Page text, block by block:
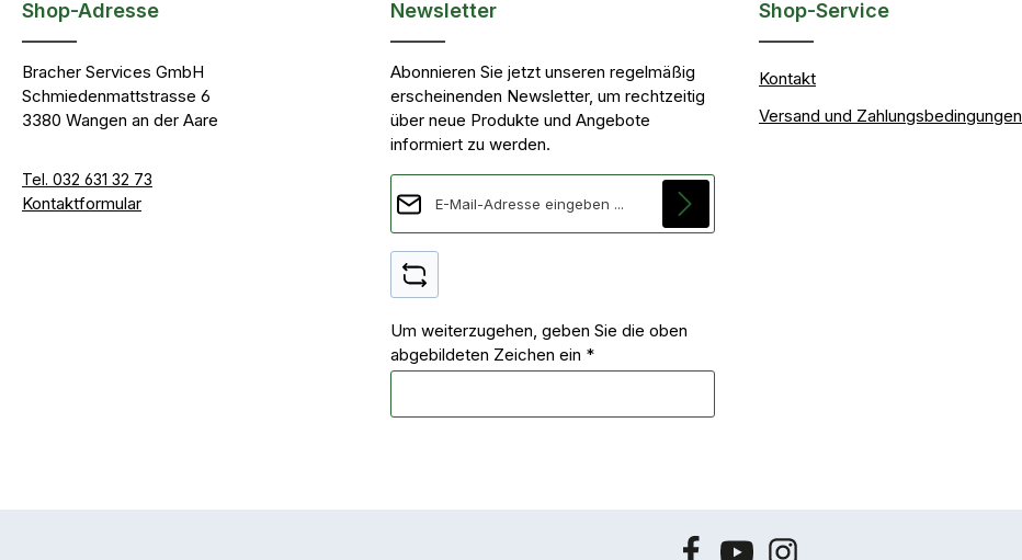
Shop-Adresse
Bracher Services GmbH
Schmiedenmattstrasse 6
3380 Wangen an der Aare
Tel. 032 631 32 73
Kontaktformular
Newsletter
Abonnieren Sie jetzt unseren regelmäßig
erscheinenden Newsletter, um rechtzeitig
über neue Produkte und Angebote
informiert zu werden.
Um weiterzugehen, geben Sie die oben
abgebildeten Zeichen ein *
Shop-Service
Kontakt
Versand und Zahlungsbedingungen